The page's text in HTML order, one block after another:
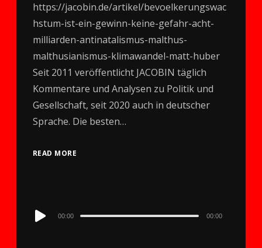
https://jacobin.de/artikel/bevoelkerungswac
hstum-ist-ein-gewinn-keine-gefahr-acht-
milliarden-antinatalismus-malthus-
malthusianismus-klimawandel-matt-huber
Seit 2011 veröffentlicht JACOBIN täglich
Kommentare und Analysen zu Politik und
Gesellschaft, seit 2020 auch in deutscher
Sprache. Die besten…
READ MORE
Audio
00:00 00:00